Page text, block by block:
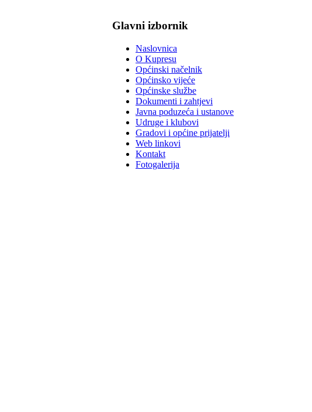
Glavni izbornik
Naslovnica
O Kupresu
Općinski načelnik
Općinsko vijeće
Općinske službe
Dokumenti i zahtjevi
Javna poduzeća i ustanove
Udruge i klubovi
Gradovi i općine prijatelji
Web linkovi
Kontakt
Fotogalerija